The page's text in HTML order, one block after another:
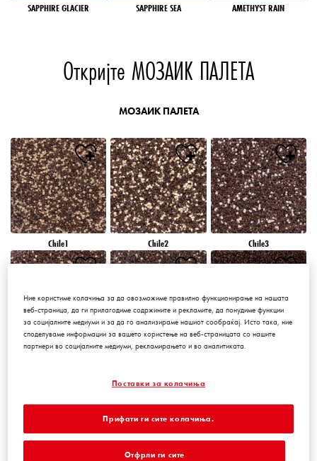
SAPPHIRE GLACIER SAPPHIRE SEA AMETHYST RAIN
Откријте МОЗАИК ПАЛЕТА
МОЗАИК ПАЛЕТА
Chile1 Chile2 Chile3
Ние користиме колачиња за да овозможиме правилно функционирање на нашата
веб-страница, да ги прилагодиме содржините и рекламите, да понудиме функции
за социјалните медиуми и за да го анализираме нашиот сообраќај. Исто така, ние
споделуваме информации за вашето користење на веб-страницата со нашите
партнери во социјалните медиуми, рекламирањето и во аналитиката.
Поставки за колачиња
Отфрли ги сите
Прифати ги сите колачиња.